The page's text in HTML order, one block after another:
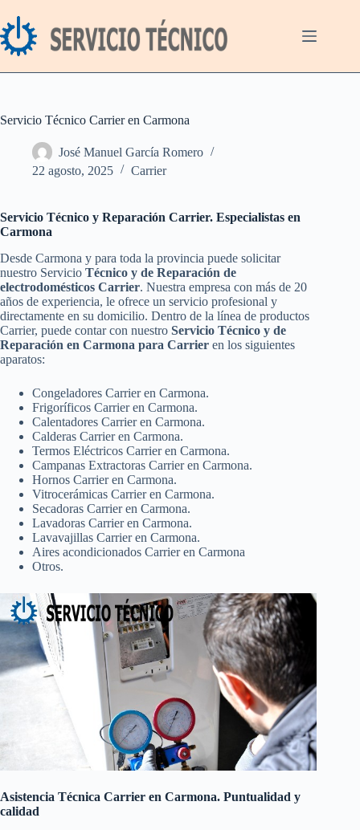
al
contenido
Servicio Técnico Carrier en Carmona
José Manuel García Romero
22 agosto, 2025
Carrier
Servicio Técnico y Reparación Carrier. Especialistas en
Carmona
Desde Carmona y para toda la provincia puede solicitar
nuestro Servicio Técnico y de Reparación de
electrodomésticos Carrier. Nuestra empresa con más de 20
años de experiencia, le ofrece un servicio profesional y
directamente en su domicilio. Dentro de la línea de productos
Carrier, puede contar con nuestro Servicio Técnico y de
Reparación en Carmona para Carrier en los siguientes
aparatos:
Congeladores Carrier en Carmona.
Frigoríficos Carrier en Carmona.
Calentadores Carrier en Carmona.
Calderas Carrier en Carmona.
Termos Eléctricos Carrier en Carmona.
Campanas Extractoras Carrier en Carmona.
Hornos Carrier en Carmona.
Vitrocerámicas Carrier en Carmona.
Secadoras Carrier en Carmona.
Lavadoras Carrier en Carmona.
Lavavajillas Carrier en Carmona.
Aires acondicionados Carrier en Carmona
Otros.
Asistencia Técnica Carrier en Carmona. Puntualidad y
calidad